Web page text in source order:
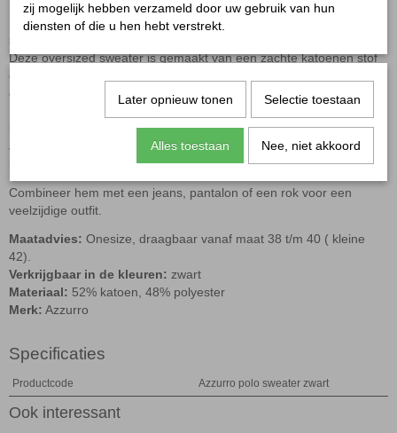
DeAzzurro polo sweater zwartis dé perfecte mix van casual en
stijlvol.
Deze oversized sweater is gemaakt van een zachte katoenen stof
en heeft lange mouwen met een subtiel ballonmouw-effect voor
een speelse, moderne uitstraling.
De sweater heeft een kraag met aan de voorkant drie goudkleurige
Je kunt de knoopsluiting leuk open dragen voor een nonchalante
look of half gesloten voor een iets nettere stijl.
Combineer hem met een jeans, pantalon of een rok voor een
veelzijdige outfit.
Maatadvies: Onesize, draagbaar vanaf maat 38 t/m 40 ( kleine
42).
Verkrijgbaar in de kleuren: zwart
Materiaal: 52% katoen, 48% polyester
Merk: Azzurro
Specificaties
Productcode Azzurro polo sweater zwart
Ook interessant
zij mogelijk hebben verzameld door uw gebruik van hun
diensten of die u hen hebt verstrekt.
Later opnieuw tonen Selectie toestaan
Alles toestaan Nee, niet akkoord